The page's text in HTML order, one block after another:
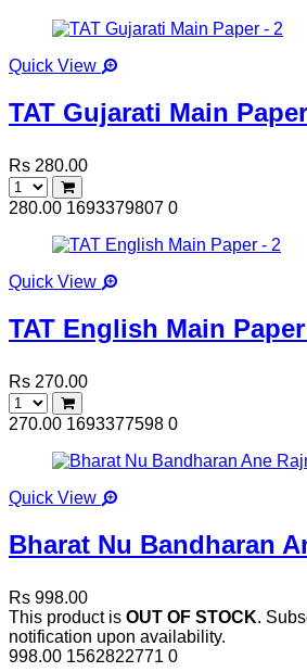
Quick View
TAT Gujarati Main
Rs 280.00
280.00 1693379807 0
Quick View
TAT English Main
Rs 270.00
270.00 1693377598 0
Quick View
Bharat Nu Bandharan
Rs 998.00
This product is OUT OF STOCK.
notification upon availability.
998.00 1562822771 0